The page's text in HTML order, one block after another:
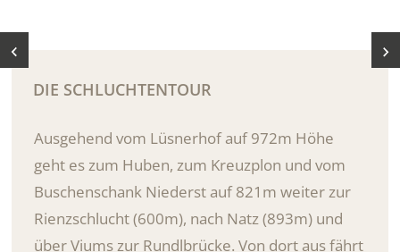
DIE SCHLUCHTENTOUR
Ausgehend vom Lüsnerhof auf 972m Höhe
geht es zum Huben, zum Kreuzplon und vom
Buschenschank Niederst auf 821m weiter zur
Rienzschlucht (600m), nach Natz (893m) und
über Viums zur Rundlbrücke. Von dort aus fährt